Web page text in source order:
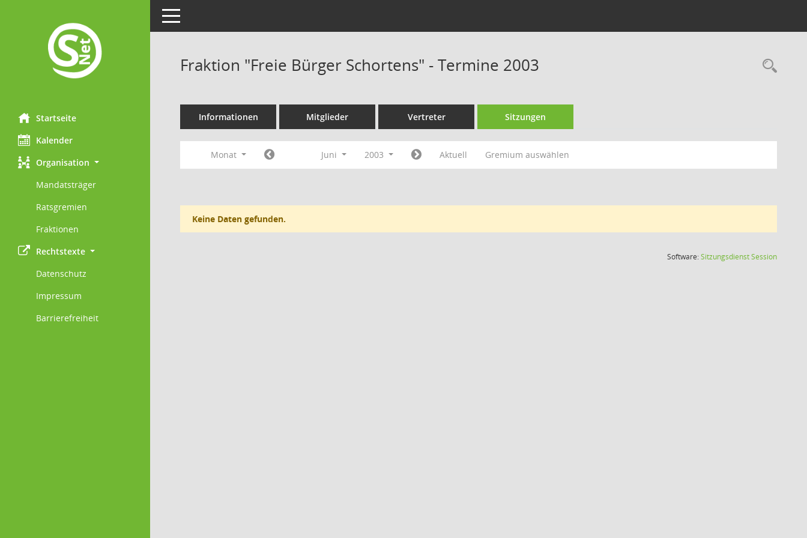
Startseite
Kalender
Organisation
Mandatsträger
Ratsgremien
Fraktionen
Rechtstexte
Datenschutz
Impressum
Barrierefreiheit
Toggle navigation
Fraktion "Freie Bürger Schortens" - Termine 2003
Informationen Mitglieder Vertreter Sitzungen
Monat Juni 2003 Aktuell Gremium auswählen
Keine Daten gefunden.
Software:SitzungsdienstSession(Wird in